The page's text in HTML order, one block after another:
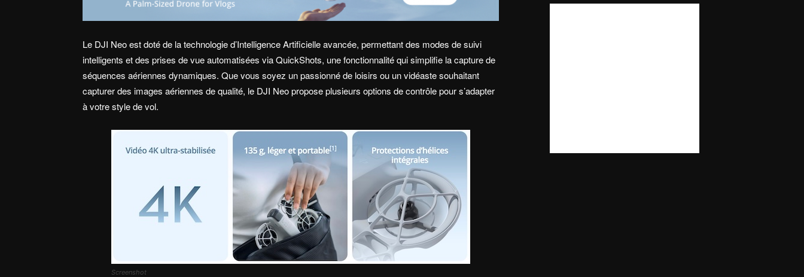
Le DJI Neo est doté de la technologie d’Intelligence Artificielle avancée, permettant des modes de suivi
intelligents et des prises de vue automatisées via QuickShots, une fonctionnalité qui simplifie la capture de
séquences aériennes dynamiques. Que vous soyez un passionné de loisirs ou un vidéaste souhaitant
capturer des images aériennes de qualité, le DJI Neo propose plusieurs options de contrôle pour s’adapter
à votre style de vol.
Screenshot